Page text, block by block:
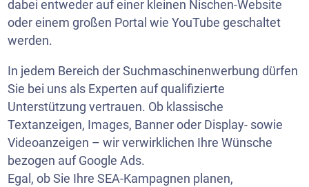
dabei entweder auf einer kleinen Nischen-Website
oder einem großen Portal wieYouTube geschaltet
werden.
In jedem Bereich der Suchmaschinenwerbung dürfen
Sie bei uns als Experten auf qualifizierte
Unterstützung vertrauen. Ob klassische
Textanzeigen, Images, Banner oder Display- sowie
Videoanzeigen – wir verwirklichen Ihre Wünsche
bezogen auf Google Ads.
Egal, ob Sie Ihre SEA-Kampagnen planen,